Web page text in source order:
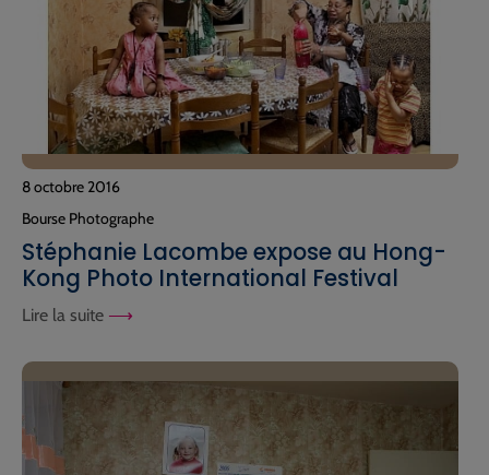
8 octobre 2016
Bourse Photographe
Stéphanie Lacombe expose au Hong-
Kong Photo International Festival
Lire la suite